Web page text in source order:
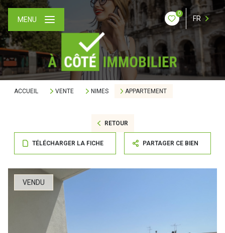
0
FR
MENU
ACCUEIL VENTE NIMES APPARTEMENT
RETOUR
TÉLÉCHARGER LA FICHE PARTAGER CE BIEN
VENDU